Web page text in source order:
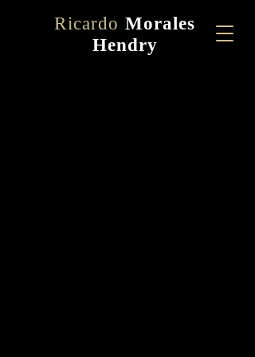
Ricardo Morales
Hendry